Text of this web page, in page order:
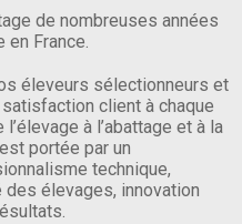
de nombreuses années
en France.
éleveurs sélectionneurs et
client à chaque
à l’abattage et à la
portée par un
technique,
élevages, innovation